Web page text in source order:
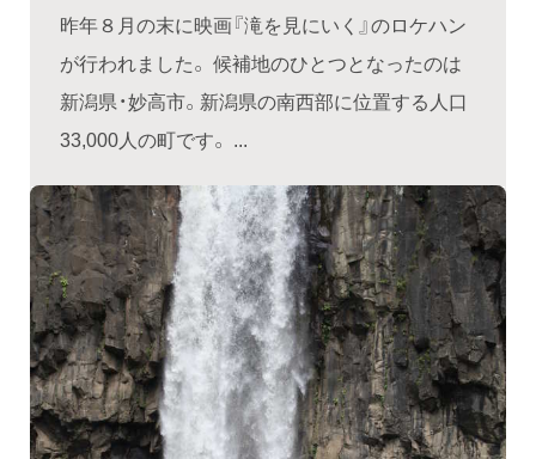
昨年８月の末に映画『滝を見にいく』のロケハン
が行われました。 候補地のひとつとなったのは
新潟県・妙高市。新潟県の南西部に位置する人口
33,000人の町です。 ...